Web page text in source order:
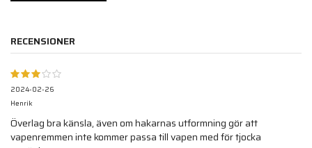
RECENSIONER
2024-02-26
Henrik
Överlag bra känsla, även om hakarnas utformning gör att
vapenremmen inte kommer passa till vapen med för tjocka